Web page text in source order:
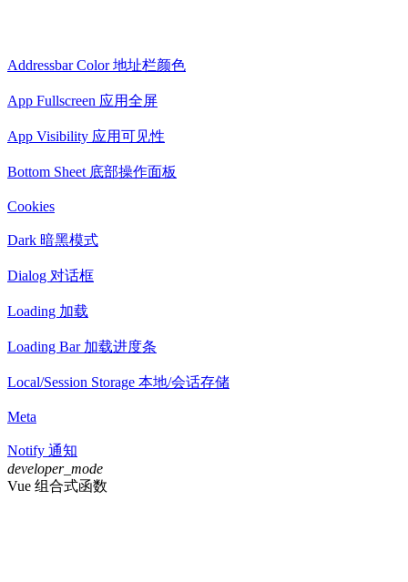
Addressbar Color 地址栏颜色
App Fullscreen 应用全屏
App Visibility 应用可见性
Bottom Sheet 底部操作面板
Cookies
Dark 暗黑模式
Dialog 对话框
Loading 加载
Loading Bar 加载进度条
Local/Session Storage 本地/会话存储
Meta
Notify 通知
developer_mode
Vue 组合式函数